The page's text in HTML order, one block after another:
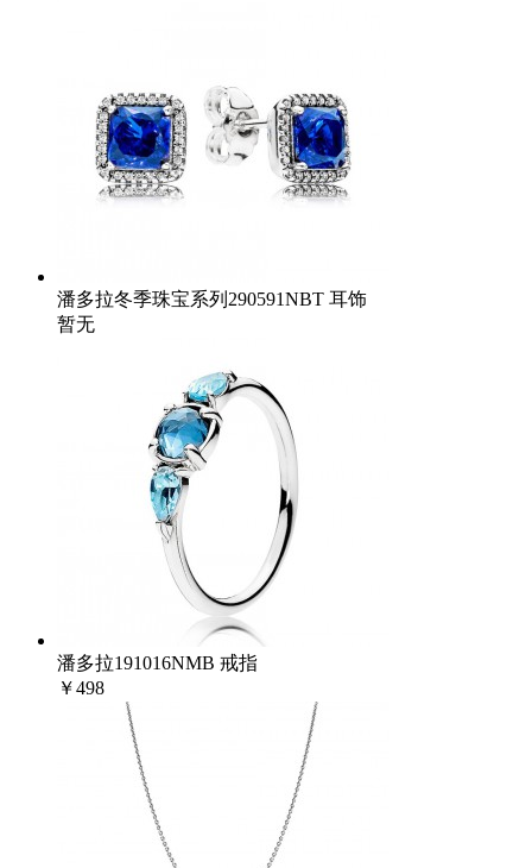
潘多拉冬季珠宝系列290591NBT 耳饰
暂无
潘多拉191016NMB 戒指
￥498